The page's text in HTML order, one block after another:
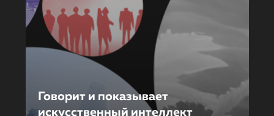
Говорит и показывает
искусственный интеллект